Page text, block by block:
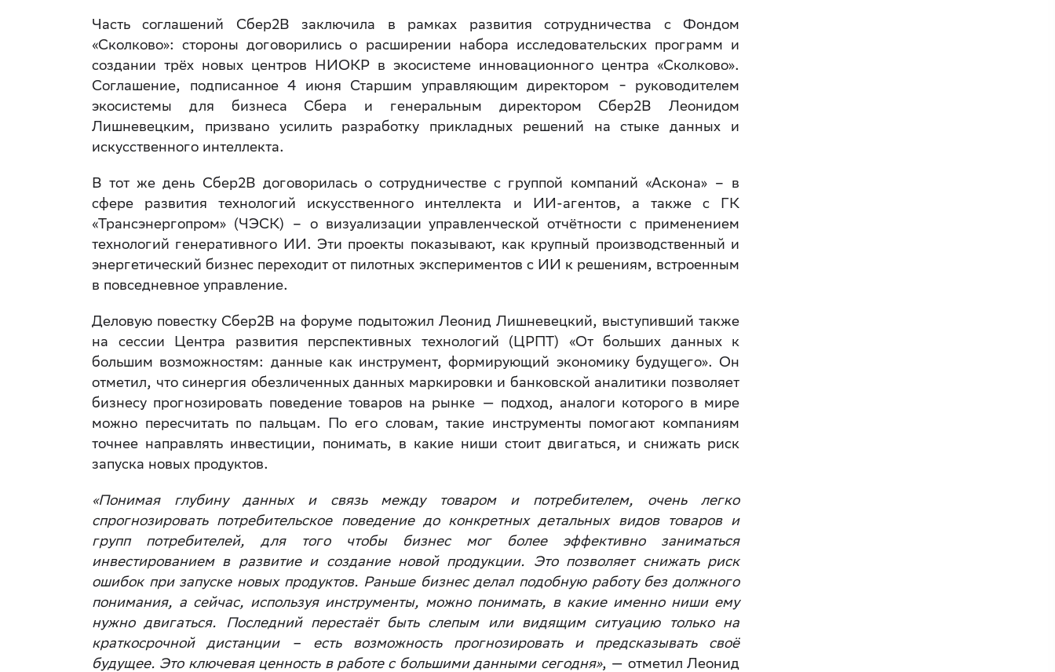
Часть соглашений Сбер2B заключила в рамках развития сотрудничества с Фондом
«Сколково»: стороны договорились о расширении набора исследовательских программ и
создании трёх новых центров НИОКР в экосистеме инновационного центра «Сколково».
Соглашение, подписанное 4 июня Старшим управляющим директором ‒ руководителем
экосистемы для бизнеса Сбера и генеральным директором Сбер2B Леонидом
Лишневецким, призвано усилить разработку прикладных решений на стыке данных и
искусственного интеллекта.
В тот же день Сбер2B договорилась о сотрудничестве с группой компаний «Аскона» – в
сфере развития технологий искусственного интеллекта и ИИ-агентов, а также с ГК
«Трансэнергопром» (ЧЭСК) – о визуализации управленческой отчётности с применением
технологий генеративного ИИ. Эти проекты показывают, как крупный производственный и
энергетический бизнес переходит от пилотных экспериментов с ИИ к решениям, встроенным
в повседневное управление.
Деловую повестку Сбер2B на форуме подытожил Леонид Лишневецкий, выступивший также
на сессии Центра развития перспективных технологий (ЦРПТ) «От больших данных к
большим возможностям: данные как инструмент, формирующий экономику будущего». Он
отметил, что синергия обезличенных данных маркировки и банковской аналитики позволяет
бизнесу прогнозировать поведение товаров на рынке — подход, аналоги которого в мире
можно пересчитать по пальцам. По его словам, такие инструменты помогают компаниям
точнее направлять инвестиции, понимать, в какие ниши стоит двигаться, и снижать риск
запуска новых продуктов.
«Понимая глубину данных и связь между товаром и потребителем, очень легко
спрогнозировать потребительское поведение до конкретных детальных видов товаров и
групп потребителей, для того чтобы бизнес мог более эффективно заниматься
инвестированием в развитие и создание новой продукции. Это позволяет снижать риск
ошибок при запуске новых продуктов. Раньше бизнес делал подобную работу без должного
понимания, а сейчас, используя инструменты, можно понимать, в какие именно ниши ему
нужно двигаться. Последний перестаёт быть слепым или видящим ситуацию только на
краткосрочной дистанции – есть возможность прогнозировать и предсказывать своё
будущее. Это ключевая ценность в работе с большими данными сегодня», — отметил Леонид